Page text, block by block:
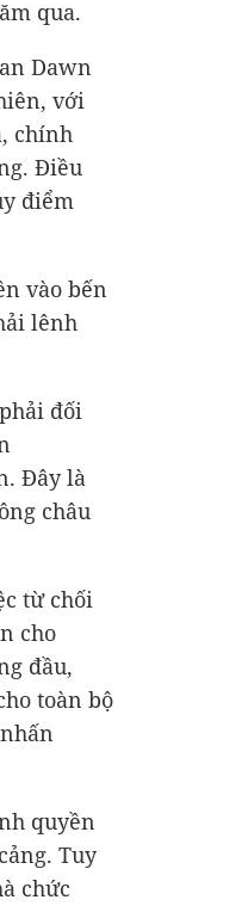
qua.
Dawn
với
chính
Điều
điểm
vào bến
lênh
đối
Đây là
châu
từ chối
cho
đầu,
toàn bộ
quyền
Tuy
chức